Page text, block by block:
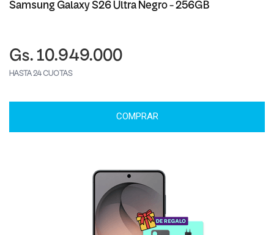
Samsung Galaxy S26 Ultra Negro - 256GB
Gs. 10.949.000
HASTA 24 CUOTAS
COMPRAR